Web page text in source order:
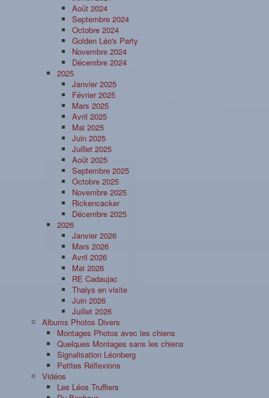
Août 2024
Septembre 2024
Octobre 2024
Golden Léo's Party
Novembre 2024
Décembre 2024
2025
Janvier 2025
Février 2025
Mars 2025
Avril 2025
Mai 2025
Juin 2025
Juillet 2025
Août 2025
Septembre 2025
Octobre 2025
Novembre 2025
Rickencacker
Décembre 2025
2026
Janvier 2026
Mars 2026
Avril 2026
Mai 2026
RE Cadaujac
Thalys en visite
Juin 2026
Juillet 2026
Albums Photos Divers
Montages Photos avec les chiens
Quelques Montages sans les chiens
Signalisation Léonberg
Petites Réflexions
Vidéos
Les Léos Truffiers